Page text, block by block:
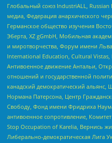
Глобальный союз IndustriALL,
медиа, Федерация анархического
Германское общество изучения
Эберта, XZ gGmbH, Мобильная
и миротворчества, Форум имени
International Education, Cultural
Антивоенное движение Антальи,
отношений и государственной
канадский демократический
Нормана Патерсона, Центр
Свободу, Фонд имени Фридриха
антивоенное сопротивление,
Stop Occupation of Karelia, Вернись
Либерально-демократическая Лига